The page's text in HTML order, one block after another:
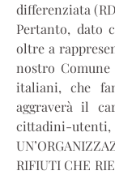
differenziata
Pertanto, dato
oltre a
nostro
italiani, che
aggraverà il
cittadini-
RIFIUTI CHE